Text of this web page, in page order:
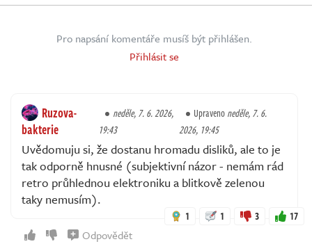
Pro napsání komentáře musíš být přihlášen.
Přihlásit se
Ruzova-
bakterie
neděle, 7. 6. 2026,
19:43
Upravenoneděle, 7. 6.
2026, 19:45
Uvědomuju si, že dostanu hromadu disliků, ale to je
tak odporně hnusné (subjektivní názor - nemám rád
retro průhlednou elektroniku a blitkově zelenou
taky nemusím).
1 1 3 17
Odpovědět